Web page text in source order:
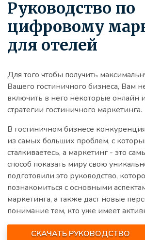
Руководство по
цифровому
для отелей
Для того чтобы получить
Вашего гостиничного бизнеса, Вам
включить в него некоторые онлайн
стратегии гостиничного маркетинга.
В гостиничном бизнесе
из самых больших проблем, с
сталкиваетесь, а маркетинг - это
способ показать миру свою
подготовили это руководство,
познакомиться с основными
маркетинга, а также даст новые
понимание тем, кто уже имеет
СКАЧАТЬ РУКОВОДСТВО